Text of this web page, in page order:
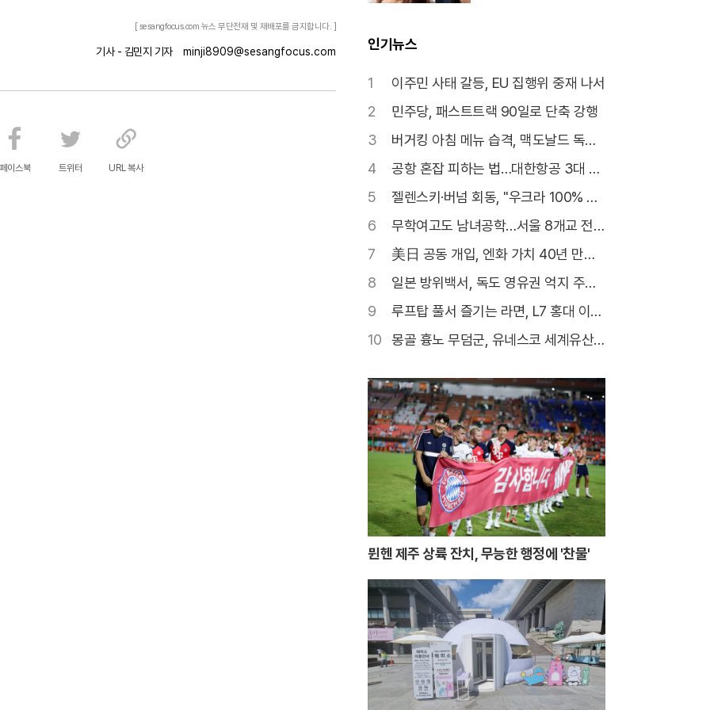
[ sesangfocus.com 뉴스 무단전재 및 재배포를 금지합니다. ]
기사 - 김민지 기자 minji8909@sesangfocus.com
페이스북 트위터 URL 복사
인기뉴스
1
이주민 사태 갈등, EU 집행위 중재 나서
2
민주당, 패스트트랙 90일로 단축 강행
3
버거킹 아침 메뉴 습격, 맥도날드 독주
깰까
4
공항 혼잡 피하는 법…대한항공 3대 서
비스
5
젤렌스키·버넘 회동, "우크라 100% 지
지"
6
무학여고도 남녀공학…서울 8개교 전환
확정
7
美日 공동 개입, 엔화 가치 40년 만에
최저
8
일본 방위백서, 독도 영유권 억지 주장
22년째
9
루프탑 풀서 즐기는 라면, L7 홍대 이색
협업
10
몽골 흉노 무덤군, 유네스코 세계유산
뮌헨 제주 상륙 잔치, 무능한 행정에 '찬물'